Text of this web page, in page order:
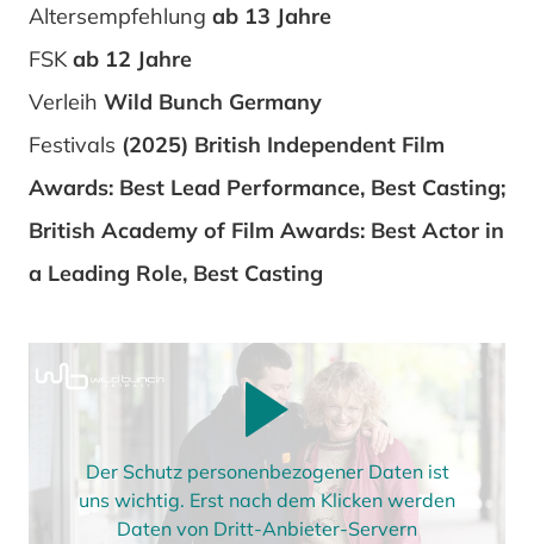
Altersempfehlung ab 13 Jahre
FSK ab 12 Jahre
Verleih Wild Bunch Germany
Festivals (2025) British Independent Film
Awards: Best Lead Performance, Best Casting;
British Academy of Film Awards: Best Actor in
a Leading Role, Best Casting
Der Schutz personenbezogener Daten ist
uns wichtig. Erst nach dem Klicken werden
Daten von Dritt-Anbieter-Servern